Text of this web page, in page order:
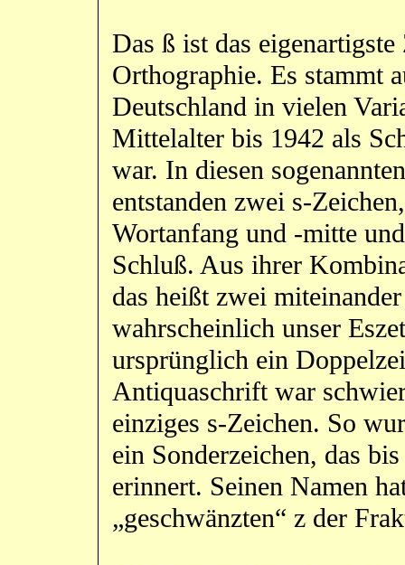
Das ß ist das
Orthographie. Es stammt
Deutschland in vielen
Mittelalter bis 1942 als
war. In diesen
entstanden zwei s-
Wortanfang und -mitte
Schluß. Aus ihrer
das heißt zwei
wahrscheinlich unser
ursprünglich ein
Antiquaschrift war
einziges s-Zeichen. So
ein Sonderzeichen, das
erinnert. Seinen Namen
„geschwänzten“ z der